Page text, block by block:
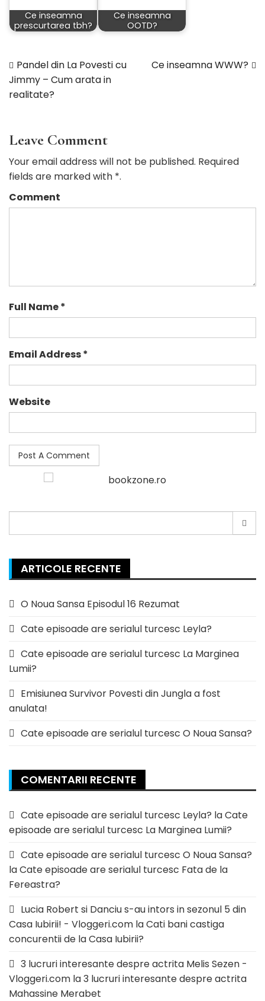
Ce inseamna
prescurtarea tbh?
Ce inseamna
OOTD?
Navigare
în
Pandel din La Povesti cu
Jimmy – Cum arata in
realitate?
Ce inseamna WWW?
Leave Comment
Your email address will not be published. Required
fields are marked with *.
Comment
Full Name *
Email Address *
Website
for:
ARTICOLE RECENTE
O Noua Sansa Episodul 16 Rezumat
Cate episoade are serialul turcesc Leyla?
Cate episoade are serialul turcesc La Marginea
Lumii?
Emisiunea Survivor Povesti din Jungla a fost
anulata!
Cate episoade are serialul turcesc O Noua Sansa?
COMENTARII RECENTE
Cate episoade are serialul turcesc Leyla? laCate
episoade are serialul turcesc La Marginea Lumii?
Cate episoade are serialul turcesc O Noua Sansa?
laCate episoade are serialul turcesc Fata de la
Fereastra?
Lucia Robert si Danciu s-au intors in sezonul 5 din
Casa Iubirii! - Vloggeri.com laCati bani castiga
concurentii de la Casa Iubirii?
3 lucruri interesante despre actrita Melis Sezen -
Vloggeri.com la3 lucruri interesante despre actrita
Mahassine Merabet